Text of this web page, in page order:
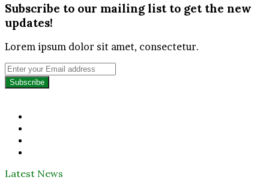
Subscribe to our mailing list to get the new
updates!
Lorem ipsum dolor sit amet, consectetur.
Enter
your
Email
Latest News